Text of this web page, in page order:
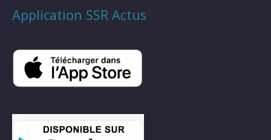
Application SSR Actus